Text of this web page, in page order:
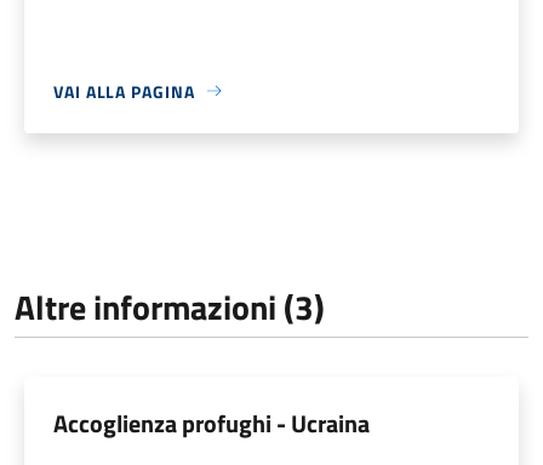
VAI ALLA PAGINA
Altre informazioni (3)
Accoglienza profughi - Ucraina